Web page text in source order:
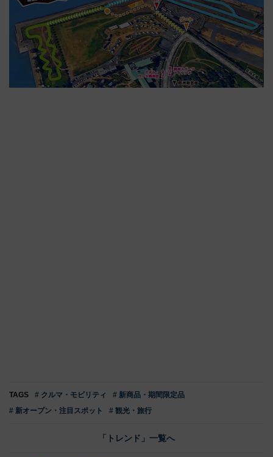
TAGS # クルマ・モビリティ
# 新商品・期間限定品
# 新オープン・注目スポット
# 観光・旅行
「トレンド」一覧へ